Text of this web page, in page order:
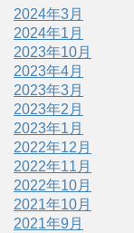
2024年3月
2024年1月
2023年10月
2023年4月
2023年3月
2023年2月
2023年1月
2022年12月
2022年11月
2022年10月
2021年10月
2021年9月